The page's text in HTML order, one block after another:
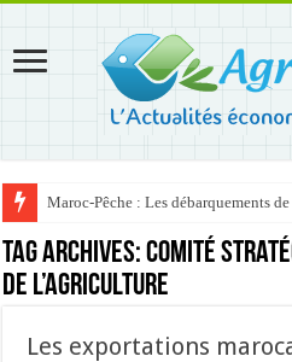
Maroc-Pêche : Les débarquements
Tag Archives:Comité
de l’agriculture
Les exportations